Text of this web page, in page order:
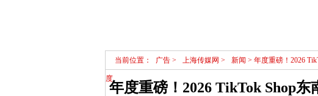
当前位置： 广告 > 上海传媒网 > 新闻 > 年度重磅！2026
度
年度重磅！2026 TikTok Shop